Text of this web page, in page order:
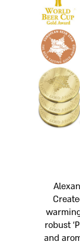
robust
and